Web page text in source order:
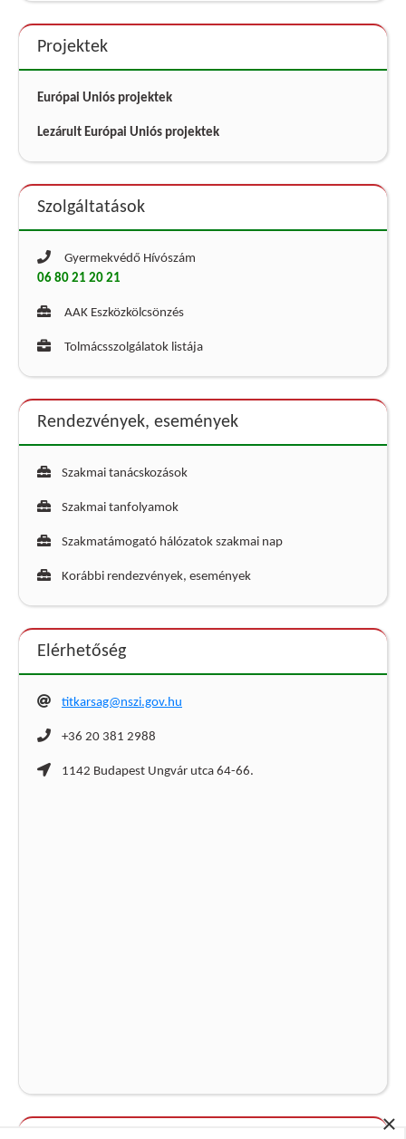
×
Projektek
Európai Uniós projektek
Lezárult Európai Uniós projektek
Szolgáltatások
Gyermekvédő Hívószám
06 80 21 20 21
AAK Eszközkölcsönzés
Tolmácsszolgálatok listája
Rendezvények, események
Szakmai tanácskozások
Szakmai tanfolyamok
Szakmatámogató hálózatok szakmai nap
Korábbi rendezvények, események
Elérhetőség
titkarsag@nszi.gov.hu
+36 20 381 2988
1142 Budapest Ungvár utca 64-66.